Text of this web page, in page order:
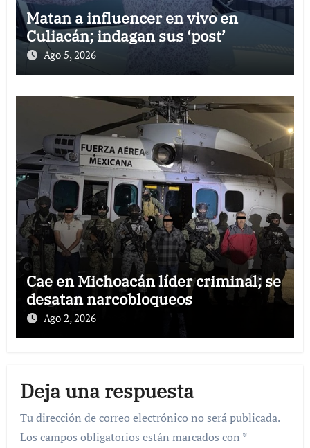
Matan a influencer en vivo en
Culiacán; indagan sus ‘post’
Ago 5, 2026
Cae en Michoacán líder criminal; se
desatan narcobloqueos
Ago 2, 2026
Deja una respuesta
Tu dirección de correo electrónico no será publicada.
Los campos obligatorios están marcados con *